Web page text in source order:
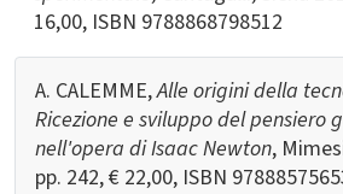
16,00, ISBN 9788868798512
A. CALEMME,Alle origini della
Ricezione e sviluppo del pensiero
nell'opera di Isaac Newton,
pp. 242, € 22,00, ISBN